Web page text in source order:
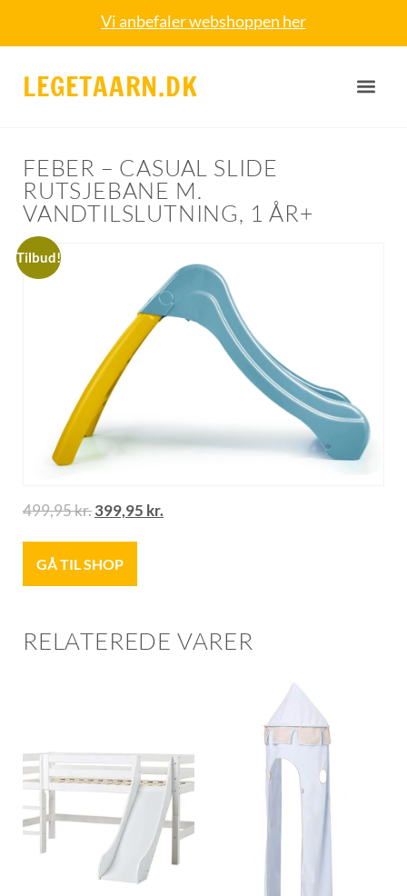
Vi anbefaler webshoppen her
LEGETAARN.DK
FEBER – CASUAL SLIDE
RUTSJEBANE M.
VANDTILSLUTNING, 1 ÅR+
Tilbud!
499,95kr.399,95 kr.
GÅ TIL SHOP
RELATEREDE VARER